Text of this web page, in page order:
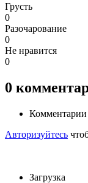
Грусть
0
Разочарование
0
Не нравится
0
0
Комментарии
Авторизуйтесь
Загрузка